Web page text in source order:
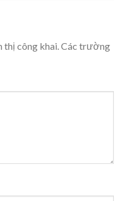
công khai. Các trường